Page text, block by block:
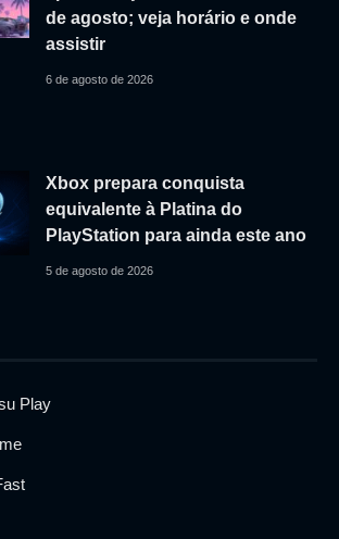
de agosto; veja horário e onde
assistir
6 de agosto de 2026
Xbox prepara conquista
equivalente à Platina do
PlayStation para ainda este ano
5 de agosto de 2026
Play